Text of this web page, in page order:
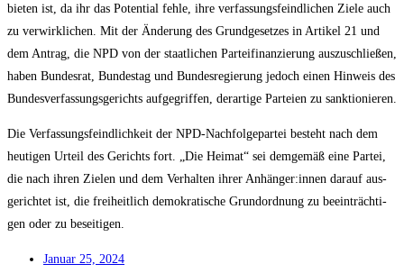
bie­ten ist, da ihr das Poten­ti­al feh­le, ihre ver­fas­sungs­feind­li­chen Zie­le auch
zu ver­wirk­li­chen. Mit der Ände­rung des Grund­ge­set­zes in Arti­kel 21 und
dem Antrag, die NPD von der staat­li­chen Par­tei­fi­nan­zie­rung aus­zu­schlie­ßen,
haben Bun­des­rat, Bun­des­tag und Bun­des­re­gie­rung jedoch einen Hin­weis des
Bun­des­ver­fas­sungs­ge­richts auf­ge­grif­fen, der­ar­ti­ge Par­tei­en zu sanktionieren.
Die Ver­fas­sungs­feind­lich­keit der NPD-Nach­fol­ge­par­tei besteht nach dem
heu­ti­gen Urteil des Gerichts fort. „Die Hei­mat“ sei dem­ge­mäß eine Par­tei,
die nach ihren Zie­len und dem Ver­hal­ten ihrer Anhänger:innen dar­auf aus­
ge­rich­tet ist, die frei­heit­lich demo­kra­ti­sche Grund­ord­nung zu beein­träch­ti­
gen oder zu beseitigen.
Janu­ar 25, 2024